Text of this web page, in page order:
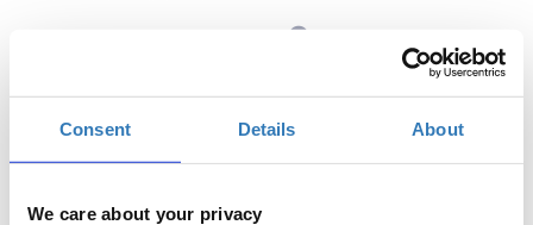
Consent Details About
We care about your privacy
Συμμετοχή Η περίοδος εγγραφών έχει λήξει.